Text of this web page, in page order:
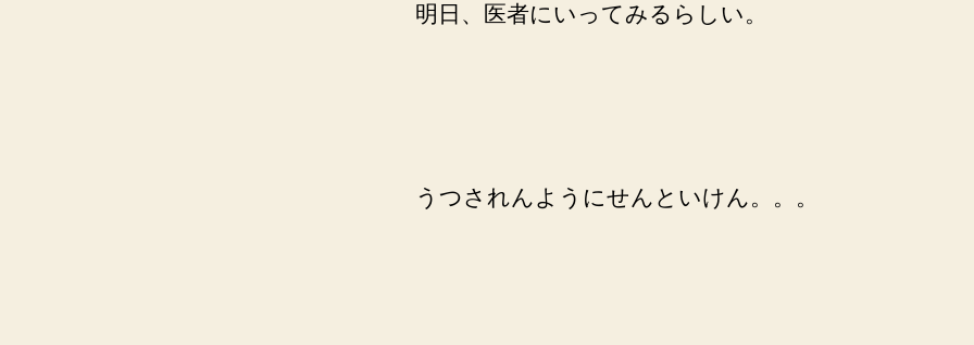
明日、医者にいってみるらしい。
うつされんようにせんといけん。。。